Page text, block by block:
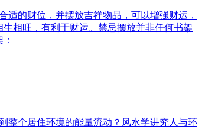
的财位，并摆放吉祥物品，可以增强财运，
相旺，有利于财运。禁忌摆放并非任何书架
整个居住环境的能量流动？风水学讲究人与环